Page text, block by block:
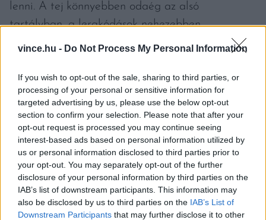
vince.hu - Do Not Process My Personal Information
If you wish to opt-out of the sale, sharing to third parties, or
processing of your personal or sensitive information for
targeted advertising by us, please use the below opt-out
section to confirm your selection. Please note that after your
opt-out request is processed you may continue seeing
interest-based ads based on personal information utilized by
us or personal information disclosed to third parties prior to
your opt-out. You may separately opt-out of the further
disclosure of your personal information by third parties on the
IAB’s list of downstream participants. This information may
also be disclosed by us to third parties on the IAB’s List of
Downstream Participants that may further disclose it to other
lenni. A tej könnyebben odaég az alsó
tartályban, a lerakódások nehezebben
tisztíthatók, és bár ritka, de extrém esetben a
sűrűbb közeg. A kotyogós nem tej hevítésére
készült.
Szakmai szemmel a javaslat egyértelmű: a
kávét vízzel főzzük le, a tejet külön melegítsük
vagy habosítsuk. Így sokkal jobban irányítható a
lefőzés, tisztább az íz, és az eszköz élettartama
sem csökken. Egyszeri kísérletként izgalmas lehet
kipróbálni a tejes kotyogóst, de rendszeres